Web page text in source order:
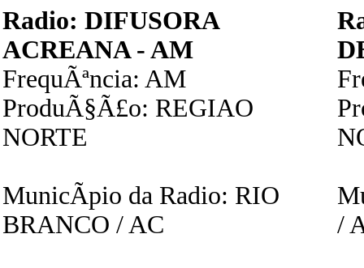
Radio: DIFUSORA
ACREANA - AM
FrequÃªncia: AM
ProduÃ§Ã£o: REGIAO
NORTE
MunicÃ­pio da Radio: RIO
BRANCO / AC
/